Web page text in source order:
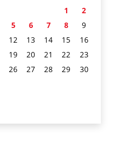
1
2
5 6 7 8
9
12 13 14 15
16
19 20 21 22
23
26 27 28 29
30